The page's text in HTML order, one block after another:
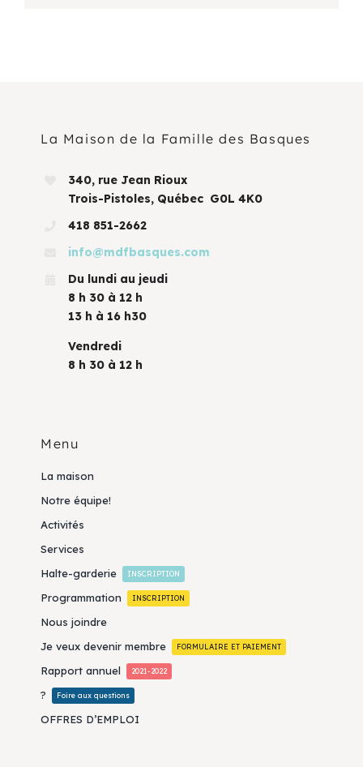
La Maison de la Famille des Basques
340, rue Jean Rioux
Trois-Pistoles, Québec G0L 4K0
418 851-2662
info@mdfbasques.com
Du lundi au jeudi
8 h 30 à 12 h
13 h à 16 h30
Vendredi
8 h 30 à 12 h
Menu
La maison
Notre équipe!
Activités
Services
Halte-garderie
INSCRIPTION
Programmation INSCRIPTION
Nous joindre
Je veux devenir membre
FORMULAIRE ET PAIEMENT
Rapport annuel 2021-2022
? Foire aux questions
OFFRES D’EMPLOI